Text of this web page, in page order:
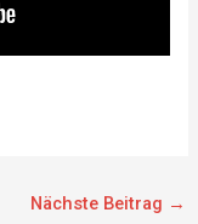
Nächste Beitrag →